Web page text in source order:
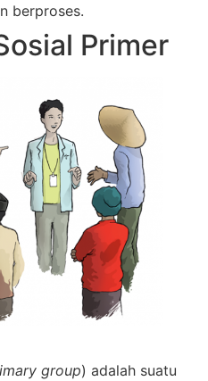
berproses.
Primer
group) adalah suatu